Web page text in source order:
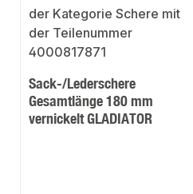
Sack-/Lederschere
Gesamtlänge 180 mm
vernickelt GLADIATOR